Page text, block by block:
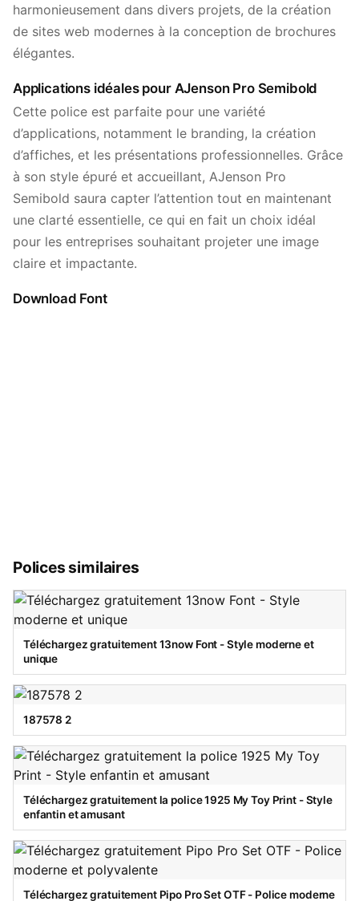
harmonieusement dans divers projets, de la création
de sites web modernes à la conception de brochures
élégantes.
Applications idéales pour AJenson Pro Semibold
Cette police est parfaite pour une variété
d’applications, notamment le branding, la création
d’affiches, et les présentations professionnelles. Grâce
à son style épuré et accueillant, AJenson Pro
Semibold saura capter l’attention tout en maintenant
une clarté essentielle, ce qui en fait un choix idéal
pour les entreprises souhaitant projeter une image
claire et impactante.
Download Font
Polices similaires
Téléchargez gratuitement 13now Font - Style moderne et
unique
187578 2
Téléchargez gratuitement la police 1925 My Toy Print - Style
enfantin et amusant
Téléchargez gratuitement Pipo Pro Set OTF - Police moderne